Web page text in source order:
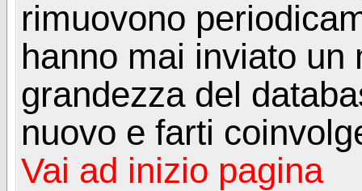
rimuovono
hanno mai inviato
grandezza del
nuovo e farti
Vai ad inizio pagina